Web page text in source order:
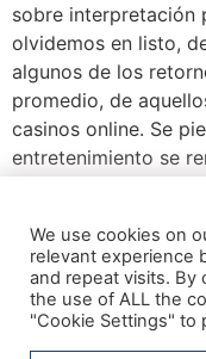
sobre interpretación
olvidemos en listo,
algunos de los
promedio, de
casinos online. Se
entretenimiento se
acerca de una
llamado “Vingt-et-
francés.
We use cookies on
relevant experience
and repeat visits. By
the use of ALL the
"Cookie Settings" to